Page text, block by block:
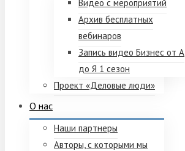
Видео с мероприятий
Архив бесплатных
вебинаров
Запись видео Бизнес от А
до Я 1 сезон
Проект «Деловые люди»
О нас
Наши партнеры
Авторы, с которыми мы